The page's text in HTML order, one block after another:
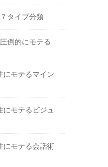
タイプ分類
倒的にモテる
にモテるマイン
にモテるビジュ
にモテる会話術